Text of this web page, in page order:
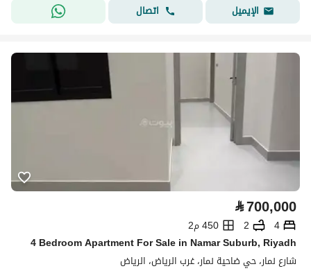
الإيميل
اتصال
⃁700,000
4
2
450 م2
4 Bedroom Apartment For Sale in Namar Suburb, Riyadh
شارع نمار، حي ضاحية نمار، غرب الرياض، الرياض